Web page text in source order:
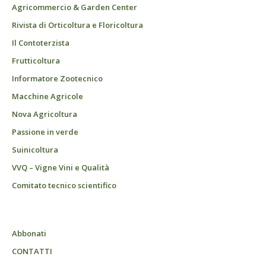
Agricommercio & Garden Center
Rivista di Orticoltura e Floricoltura
Il Contoterzista
Frutticoltura
Informatore Zootecnico
Macchine Agricole
Nova Agricoltura
Passione in verde
Suinicoltura
VVQ – Vigne Vini e Qualità
Comitato tecnico scientifico
Abbonati
CONTATTI